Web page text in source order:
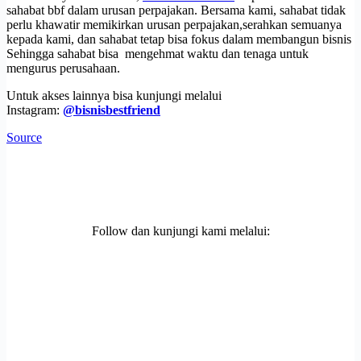
sahabat bbf dalam urusan perpajakan. Bersama kami, sahabat tidak
perlu khawatir memikirkan urusan perpajakan,serahkan semuanya
kepada kami, dan sahabat tetap bisa fokus dalam membangun bisnis
Sehingga sahabat bisa mengehmat waktu dan tenaga untuk
mengurus perusahaan.
Untuk akses lainnya bisa kunjungi melalui
Instagram: @bisnisbestfriend
Source
Follow dan kunjungi kami melalui: